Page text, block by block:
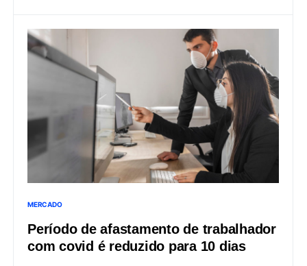
MERCADO
Período de afastamento de trabalhador
com covid é reduzido para 10 dias